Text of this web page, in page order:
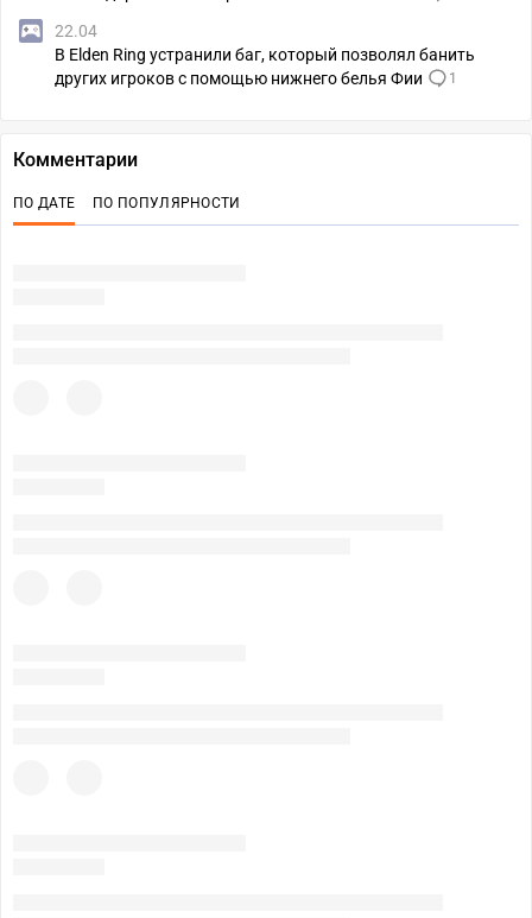
22.04
В Elden Ring устранили баг, который позволял банить
других игроков с помощью нижнего белья Фии
1
Комментарии
ПО ДАТЕ ПО ПОПУЛЯРНОСТИ